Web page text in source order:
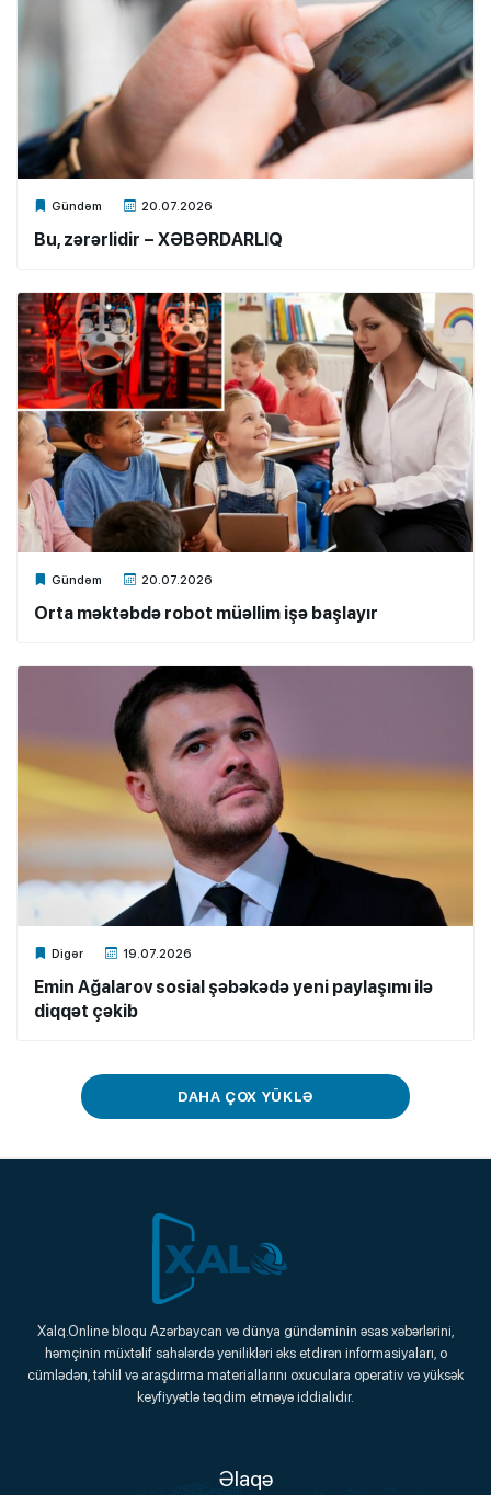
Gündəm 20.07.2026
Xalq.Online
Bu, zərərlidir – XƏBƏRDARLIQ
Gündəm 20.07.2026
Xalq.Online
Orta məktəbdə robot müəllim işə başlayır
Digər 19.07.2026
Xalq.Online
Emin Ağalarov sosial şəbəkədə yeni paylaşımı ilə
diqqət çəkib
DAHA ÇOX YÜKLƏ
Xalq.Online
Onlayn Platforma
Xalq.Online bloqu Azərbaycan və dünya gündəminin əsas xəbərlərini,
həmçinin müxtəlif sahələrdə yenilikləri əks etdirən informasiyaları, o
cümlədən, təhlil və araşdırma materiallarını oxuculara operativ və yüksək
keyfiyyətlə təqdim etməyə iddialıdır.
Əlaqə